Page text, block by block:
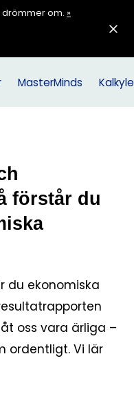
drömmer om. »
MasterMinds
förstår du
du ekonomiska
oss vara ärliga –
ordentligt. Vi lär